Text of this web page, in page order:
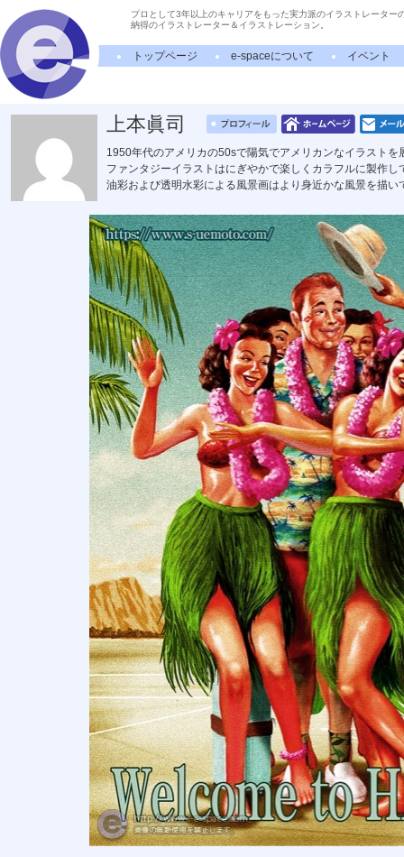
プロとして3年以上のキャリアをもった実力派のイラストレーター
納得のイラストレーター＆イラストレーション。
トップページ e-spaceについて イベント
上本眞司
1950年代のアメリカの50sで陽気でアメリカンなイラストを
ファンタジーイラストはにぎやかで楽しくカラフルに製作し
油彩および透明水彩による風景画はより身近かな風景を描い